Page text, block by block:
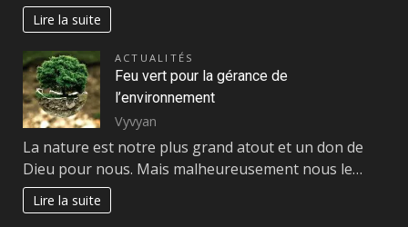
Lire la suite
ACTUALITÉS
Feu vert pour la gérance de
l’environnement
Vyvyan
La nature est notre plus grand atout et un don de
Dieu pour nous. Mais malheureusement nous le…
Lire la suite